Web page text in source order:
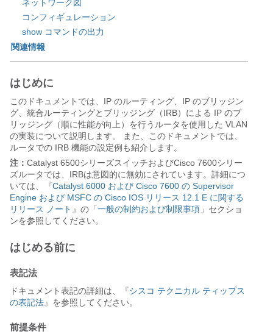
ネットワーク図
コンフィギュレーション
show コマンドの出力
関連情報
はじめに
このドキュメントでは、IP のルーティング、IP のブリッジン
グ、統合ルーティングとブリッジング（IRB）による IP のブ
リッジング（順に性能が向上）を行うルータを使用した VLAN
の実装について説明します。 また、このドキュメントでは、
ルータでの IRB 機能の設定例も紹介します。
注： Catalyst 6500シリーズスイッチおよびCisco 7600シリー
ズルータでは、IRBは意図的に無効にされています。詳細につ
いては、『Catalyst 6000 および Cisco 7600 の Supervisor
Engine および MSFC の Cisco IOS リリース 12.1 E に関する
リリース ノート 』の「 一般の制約および制限事項 」セクショ
ンを参照してください。
はじめる前に
表記法
ドキュメント表記の詳細は、『シスコ テクニカル ティップス
の表記法』を参照してください。
前提条件